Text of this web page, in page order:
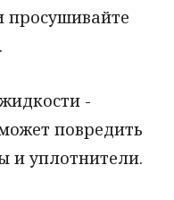
просушивайте
-
повредить
и уплотнители.